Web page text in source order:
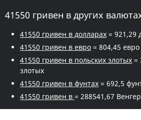
41550 гривен в других
41550 гривен в долларах = 921,29
41550 гривен в евро = 804,45 евро
41550 гривен в польских злотых =
злотых
41550 гривен в фунтах = 692,5
41550 гривен в = 288541,67